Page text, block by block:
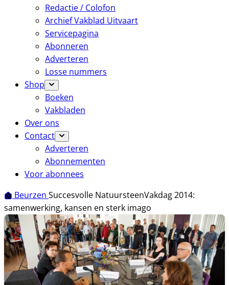
Redactie / Colofon
Archief Vakblad Uitvaart
Servicepagina
Abonneren
Adverteren
Losse nummers
Shop
Boeken
Vakbladen
Over ons
Contact
Adverteren
Abonnementen
Voor abonnees
Beurzen Succesvolle NatuursteenVakdag 2014:
samenwerking, kansen en sterk imago